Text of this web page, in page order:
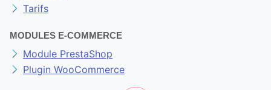
Tarifs
MODULES E-COMMERCE
Module PrestaShop
Plugin WooCommerce